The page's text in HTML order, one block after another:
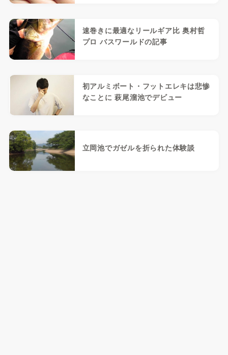
速巻きに最適なリールギア比 奥村哲
プロ バスワールドの記事
初アルミボート・フットエレキは悲惨
なことに 萩尾溜池でデビュー
立岡池でガゼルを折られた体験談